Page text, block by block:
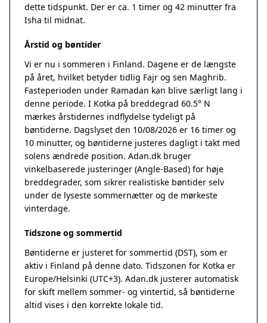
dette tidspunkt. Der er ca. 1 timer og 42 minutter fra
Isha til midnat.
Årstid og bøntider
Vi er nu i sommeren i Finland. Dagene er de længste
på året, hvilket betyder tidlig Fajr og sen Maghrib.
Fasteperioden under Ramadan kan blive særligt lang i
denne periode. I Kotka på breddegrad 60.5° N
mærkes årstidernes indflydelse tydeligt på
bøntiderne. Dagslyset den 10/08/2026 er 16 timer og
10 minutter, og bøntiderne justeres dagligt i takt med
solens ændrede position. Adan.dk bruger
vinkelbaserede justeringer (Angle-Based) for høje
breddegrader, som sikrer realistiske bøntider selv
under de lyseste sommernætter og de mørkeste
vinterdage.
Tidszone og sommertid
Bøntiderne er justeret for sommertid (DST), som er
aktiv i Finland på denne dato. Tidszonen for Kotka er
Europe/Helsinki (UTC+3). Adan.dk justerer automatisk
for skift mellem sommer- og vintertid, så bøntiderne
altid vises i den korrekte lokale tid.